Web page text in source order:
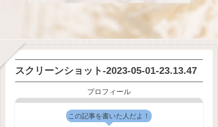
スクリーンショット-2023-05-01-23.13.47
プロフィール
この記事を書いた人だよ！